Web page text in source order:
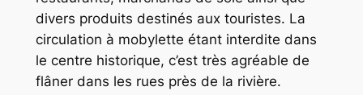
divers produits destinés aux touristes. La
circulation à mobylette étant interdite dans
le centre historique, c’est très agréable de
flâner dans les rues près de la rivière.